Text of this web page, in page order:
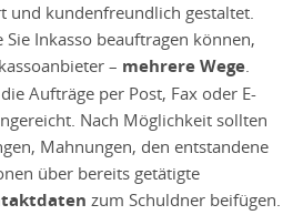
und kundenfreundlich gestaltet.
Sie Inkasso beauftragen können,
– mehrere Wege.
Aufträge per Post, Fax oder E-
Nach Möglichkeit sollten
Mahnungen, den entstandene
über bereits getätigte
zum Schuldner beifügen.